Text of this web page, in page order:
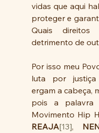
vidas que aqui
proteger e
Quais direitos
detrimento de
Por isso meu
luta por justiça
ergam a cabeça,
pois a palavra
REAJA[13],